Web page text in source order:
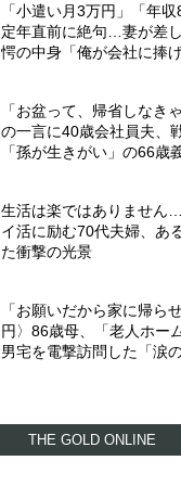
「小遣い月3万円」「年
定年直前に絶句…妻が差
愕の中身「俺が会社に捧
「お盆って、帰省しなき
の一言に40歳会社員夫、
「孫が生きがい」の66歳
生活は楽ではありません
イ活に励む70代夫婦、あ
た衝撃の光景
「お願いだから家に帰
円〉86歳母、「老人ホー
男宅を電撃訪問した「涙の
THE GOLD ONLINE